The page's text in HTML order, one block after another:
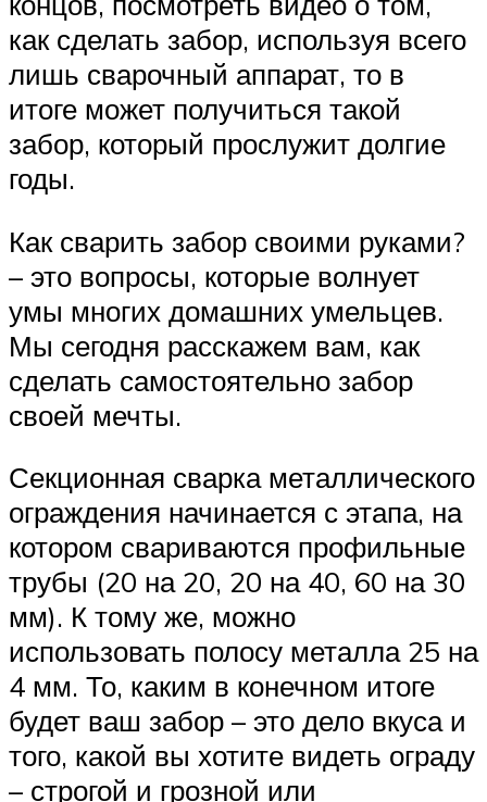
как сделать забор, используя всего
лишь сварочный аппарат, то в
итоге может получиться такой
забор, который прослужит долгие
годы.
Как сварить забор своими руками?
– это вопросы, которые волнует
умы многих домашних умельцев.
Мы сегодня расскажем вам, как
сделать самостоятельно забор
своей мечты.
Секционная сварка металлического
ограждения начинается с этапа, на
котором свариваются профильные
трубы (20 на 20, 20 на 40, 60 на 30
мм). К тому же, можно
использовать полосу металла 25 на
4 мм. То, каким в конечном итоге
будет ваш забор – это дело вкуса и
того, какой вы хотите видеть ограду
– строгой и грозной или